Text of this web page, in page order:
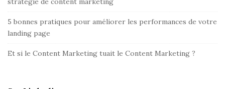
5 bonnes pratiques pour améliorer les performances de votre
landing page
Et si le Content Marketing tuait le Content Marketing ?